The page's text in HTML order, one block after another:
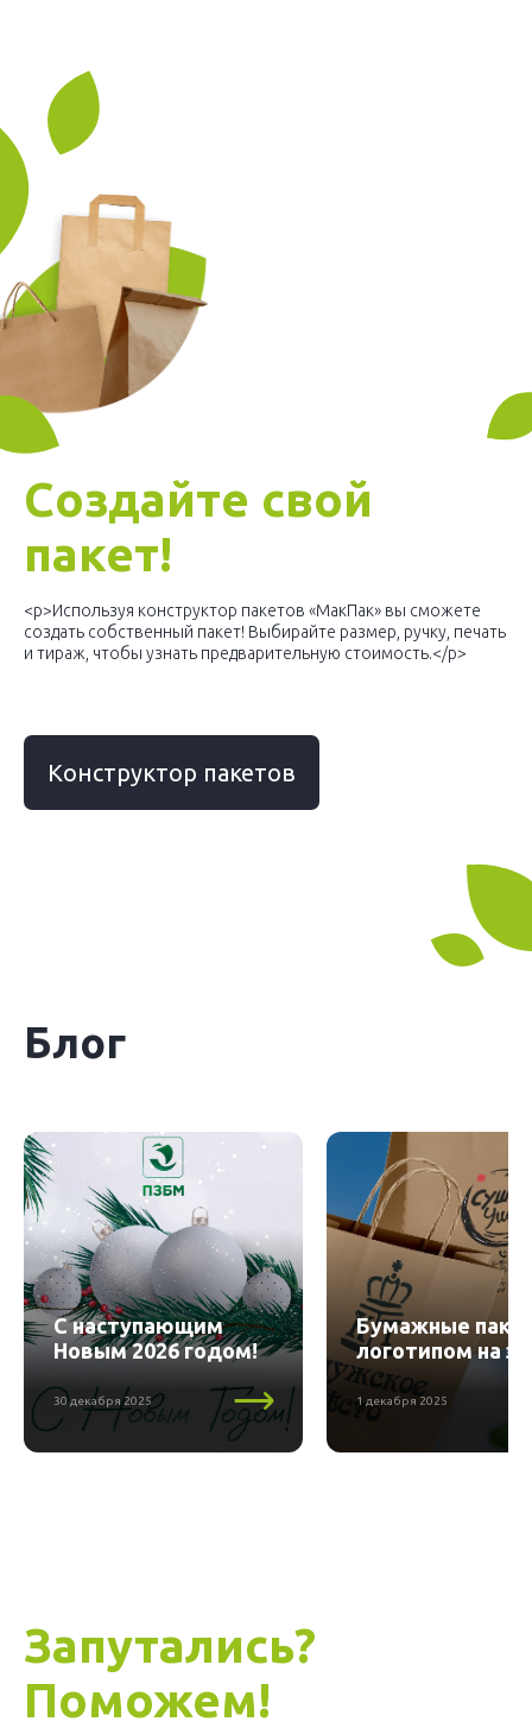
Создайте свой
пакет!
<p>Используя конструктор пакетов «МакПак» вы сможете
создать собственный пакет! Выбирайте размер, ручку, печать
и тираж, чтобы узнать предварительную стоимость.</p>
Конструктор пакетов
Блог
С наступающим
Новым 2026 годом!
30 декабря 2025
Бумажные
логотипом на
1 декабря 2025
Запутались?
Поможем!